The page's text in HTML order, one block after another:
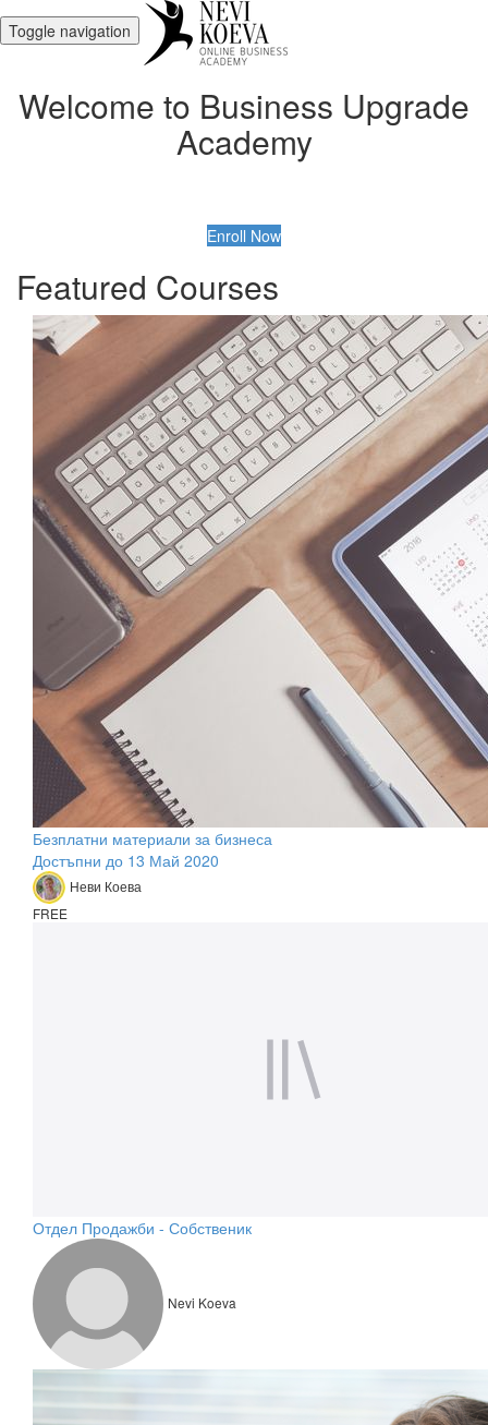
Toggle navigation
Welcome to Business Upgrade
Academy
Enroll Now
Featured Courses
Безплатни материали за бизнеса
Достъпни до 13 Май 2020
Неви Коева
FREE
Отдел Продажби - Собственик
Nevi Koeva